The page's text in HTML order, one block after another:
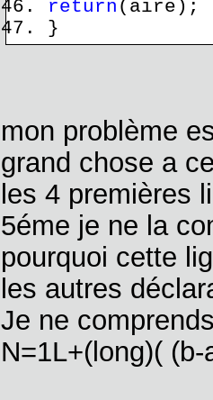
return (aire);
}
mon problème
grand chose a
les 4 premières
5éme je ne la
pourquoi cette
les autres
Je ne
N=1L+(long)( (b-